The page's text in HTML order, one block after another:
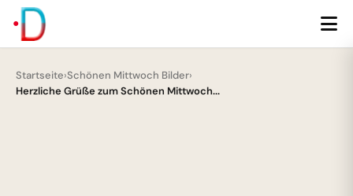
Startseite›Schönen Mittwoch Bilder›
Herzliche Grüße zum Schönen Mittwoch...